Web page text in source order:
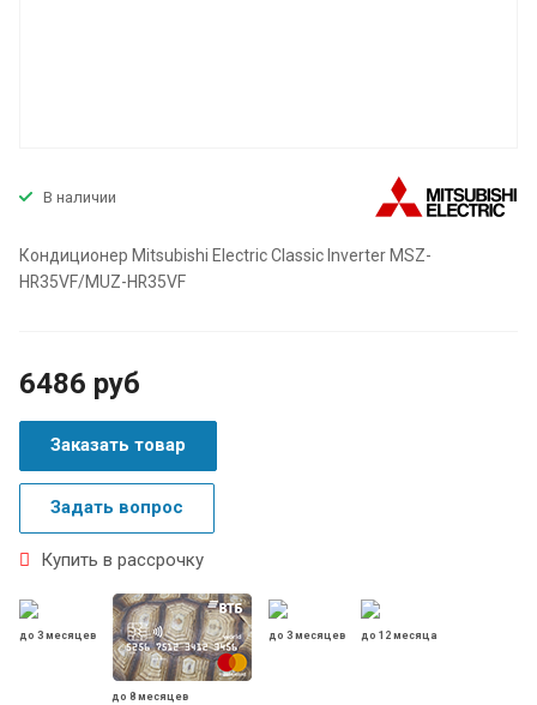
В наличии
Кондиционер Mitsubishi Electric Classic Inverter MSZ-
HR35VF/MUZ-HR35VF
6486 руб
Заказать товар
Задать вопрос
Купить в рассрочку
до 3 месяцев
до 8 месяцев
до 3 месяцев до 12 месяца